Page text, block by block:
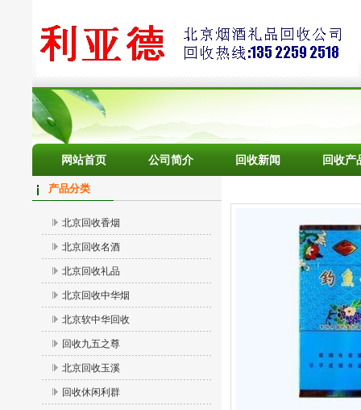
网站首页 公司简介 回收新闻 回收产
产品分类
北京回收香烟
北京回收名酒
北京回收礼品
北京回收中华烟
北京软中华回收
回收九五之尊
北京回收玉溪
回收休闲利群